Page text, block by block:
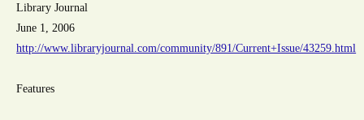
Library Journal
June 1, 2006
http://www.libraryjournal.com/community/891/Current+Issue/43259.html
Features